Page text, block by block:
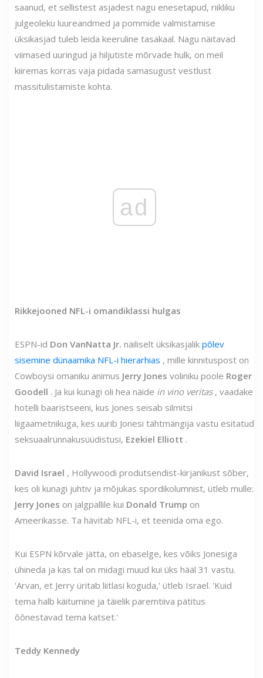
saanud, et sellistest asjadest nagu enesetapud, riikliku
julgeoleku luureandmed ja pommide valmistamise
üksikasjad tuleb leida keeruline tasakaal. Nagu näitavad
viimased uuringud ja hiljutiste mõrvade hulk, on meil
kiiremas korras vaja pidada samasugust vestlust
massitulistamiste kohta.
ad
Rikkejooned NFL-i omandiklassi hulgas
ESPN-id Don VanNatta Jr. näiliselt üksikasjalik põlev
sisemine dünaamika NFL-i hierarhias , mille kinnituspost on
Cowboysi omaniku animus Jerry Jones voliniku poole Roger
Goodell . Ja kui kunagi oli hea näide in vino veritas, vaadake
hotelli baaristseeni, kus Jones seisab silmitsi
liigaametnikuga, kes uurib Jonesi tähtmängija vastu esitatud
seksuaalrünnakusüüdistusi, Ezekiel Elliott .
David Israel , Hollywoodi produtsendist-kirjanikust sõber,
kes oli kunagi juhtiv ja mõjukas spordikolumnist, ütleb mulle:
Jerry Jones on jalgpallile kui Donald Trump on
Ameerikasse. Ta hävitab NFL-i, et teenida oma ego.
Kui ESPN kõrvale jätta, on ebaselge, kes võiks Jonesiga
ühineda ja kas tal on midagi muud kui üks hääl 31 vastu.
'Arvan, et Jerry üritab liitlasi koguda,' ütleb Israel. 'Kuid
tema halb käitumine ja täielik paremtiiva pätitus
õõnestavad tema katset.'
Teddy Kennedy